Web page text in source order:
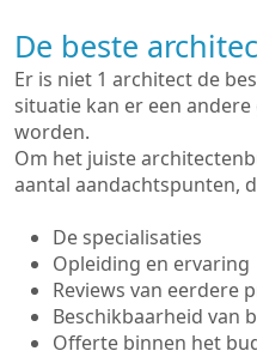
De beste
Er is niet 1 architect de
situatie kan er een
worden.
Om het juiste
aantal aandachtspunten,
De specialisaties
Opleiding en ervaring
Reviews van eerdere
Beschikbaarheid van
Offerte binnen het